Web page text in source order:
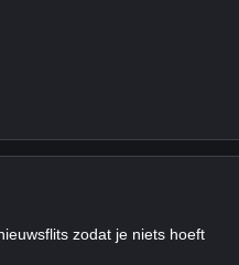
zodat je niets hoeft